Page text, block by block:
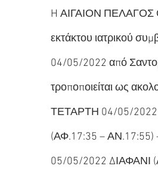
H ΑΙΓΑΙΟΝ ΠΕΛΑΓΟΣ
εκτάκτου ιατρικού
04/05/2022 από
τροποποιείται ως
ΤΕΤΑΡΤΗ 04/05/
(ΑΦ.17:35 –
05/05/2022 ΔΙΑΦΑΝΙ